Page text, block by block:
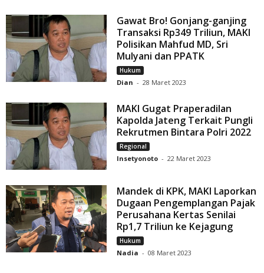
Gawat Bro! Gonjang-ganjing
Transaksi Rp349 Triliun, MAKI
Polisikan Mahfud MD, Sri
Mulyani dan PPATK
Hukum
Dian - 28 Maret 2023
MAKI Gugat Praperadilan
Kapolda Jateng Terkait Pungli
Rekrutmen Bintara Polri 2022
Regional
Insetyonoto - 22 Maret 2023
Mandek di KPK, MAKI Laporkan
Dugaan Pengemplangan Pajak
Perusahana Kertas Senilai
Rp1,7 Triliun ke Kejagung
Hukum
Nadia - 08 Maret 2023